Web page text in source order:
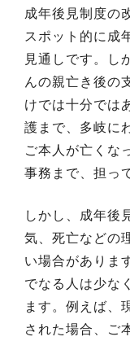
成年後見制度の
スポット的に成
見通しです。し
んの親亡き後の
けでは十分では
護まで、多岐に
ご本人が亡くな
事務まで、担っ
しかし、成年後
気、死亡などの
い場合がありま
でなる人は少な
ます。例えば、
された場合、ご